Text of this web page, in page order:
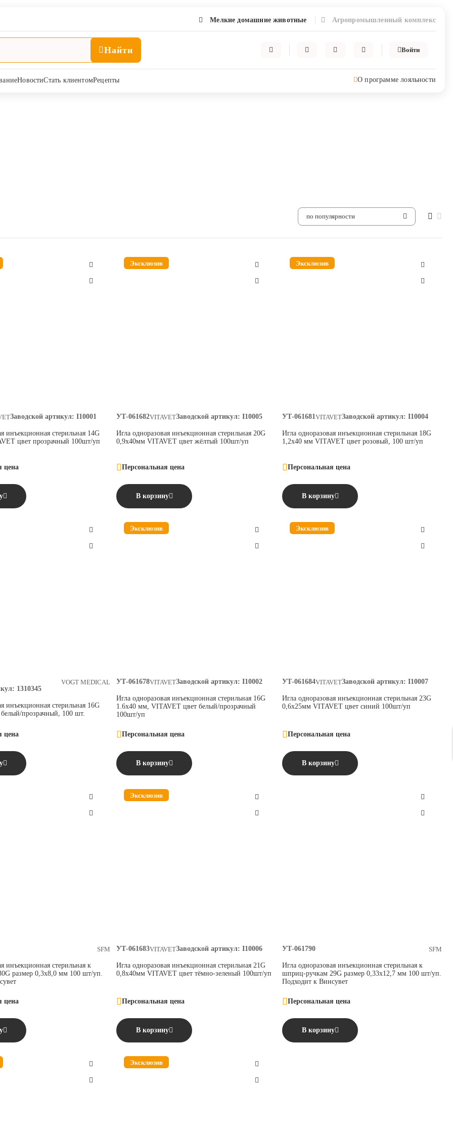
Мелкие домашние животные Агропромышленный комплекс
Найти Войти
НовостиСтать клиентомРецепты О программе лояльности
по популярности
Заводской артикул: I10001
инъекционная стерильная 14G
цвет прозрачный 100шт/уп
цена
Эксклюзив
УТ-061682 Заводской артикул: I10005
VITAVET
Игла одноразовая инъекционная стерильная 20G
0,9х40мм VITAVET цвет жёлтый 100шт/уп
Персональная цена
В корзину
Эксклюзив
УТ-061681 Заводской артикул: I10004
VITAVET
Игла одноразовая инъекционная стерильная 18G
1,2х40 мм VITAVET цвет розовый, 100 шт/уп
Персональная цена
В корзину
1310345
VOGT MEDICAL
инъекционная стерильная 16G
прозрачный, 100 шт.
цена
Эксклюзив
УТ-061678 Заводской артикул: I10002
VITAVET
Игла одноразовая инъекционная стерильная 16G
1.6х40 мм, VITAVET цвет белый/прозрачный
100шт/уп
Персональная цена
В корзину
Эксклюзив
УТ-061684 Заводской артикул: I10007
VITAVET
Игла одноразовая инъекционная стерильная 23G
0,6х25мм VITAVET цвет синий 100шт/уп
Персональная цена
В корзину
SFM
инъекционная стерильная к
размер 0,3х8,0 мм 100 шт/уп.
цена
Эксклюзив
УТ-061683 Заводской артикул: I10006
VITAVET
Игла одноразовая инъекционная стерильная 21G
0,8х40мм VITAVET цвет тёмно-зеленый 100шт/уп
Персональная цена
В корзину
УТ-061790 SFM
Игла одноразовая инъекционная стерильная к
шприц-ручкам 29G размер 0,33х12,7 мм 100 шт/уп.
Подходит к Винсувет
Персональная цена
В корзину
Эксклюзив